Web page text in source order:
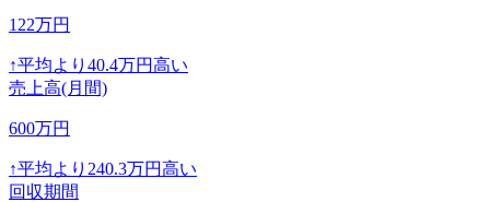
122万円
↑平均より 40.4万円高い
売上高(月間)
600万円
↑平均より 240.3万円高い
回収期間